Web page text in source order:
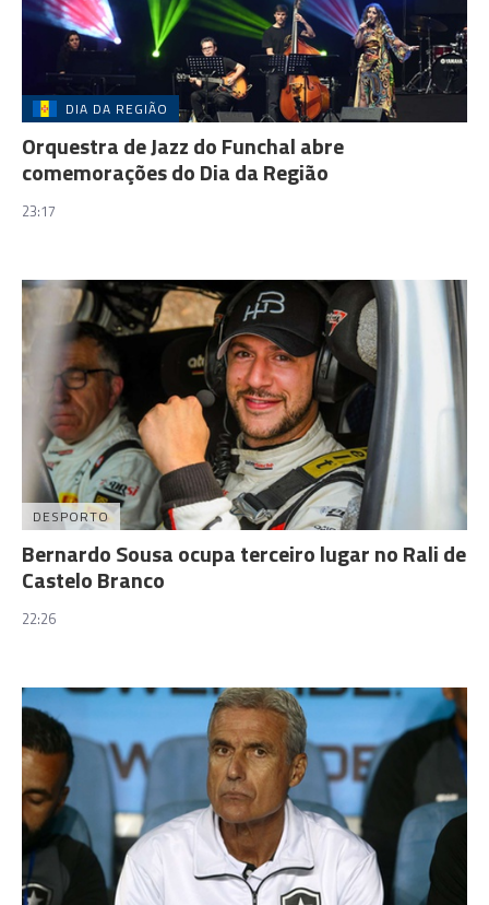
DIA DA REGIÃO
Orquestra de Jazz do Funchal abre
comemorações do Dia da Região
23:17
DESPORTO
Bernardo Sousa ocupa terceiro lugar no Rali de
Castelo Branco
22:26